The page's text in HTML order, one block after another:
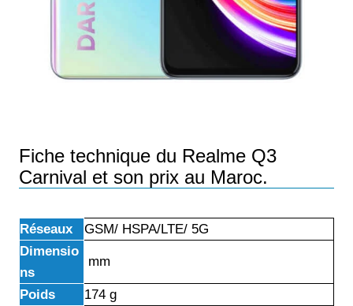
Fiche technique du Realme Q3
Carnival et son prix au Maroc.
Réseaux
GSM/ HSPA/LTE/ 5G
Dimensio
ns
mm
Poids 174 g